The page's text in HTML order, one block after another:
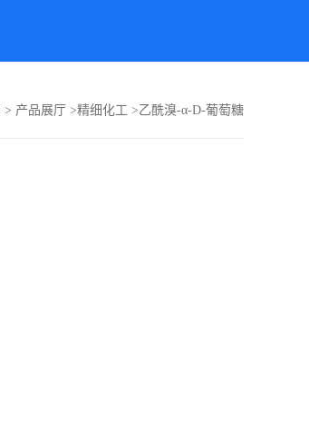
> 产品展厅 >精细化工 >乙酰溴-α-D-葡萄糖